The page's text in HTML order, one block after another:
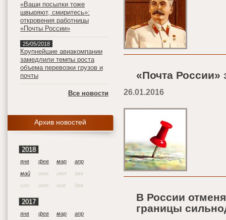
«Ваши посылки тоже
швыряют, смиритесь»:
откровения работницы
«Почты России»
25/05/2018
Крупнейшие авиакомпании
замедлили темпы роста
объема перевозки грузов и
почты
Все новости
Архив новостей
2018
янв фев мар
апр
май
июн июл
авг
сен
окт ноя дек
2017
янв фев мар
апр
«Почта России»
26.01.2016
В России
границы